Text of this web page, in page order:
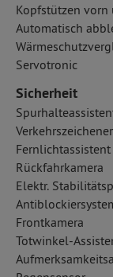
Kopfstützen vorn
Automatisch
Servotronic
Sicherheit
Fernlichtassistent
Rückfahrkamera
Elektr.
Frontkamera
Totwinkel-